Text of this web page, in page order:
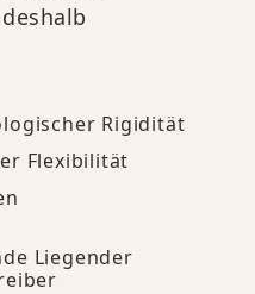
Rigidität
Flexibilität
Liegender